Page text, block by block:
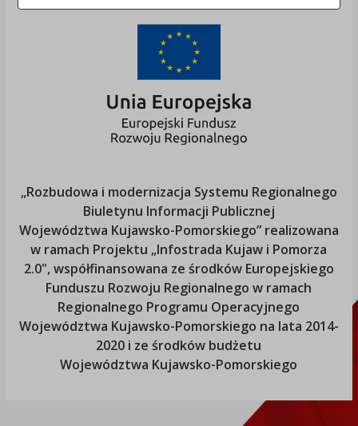
„Rozbudowa i modernizacja Systemu Regionalnego
Biuletynu Informacji Publicznej
Województwa Kujawsko-Pomorskiego” realizowana
w ramach Projektu „Infostrada Kujaw i Pomorza
2.0", współfinansowana ze środków Europejskiego
Funduszu Rozwoju Regionalnego w ramach
Regionalnego Programu Operacyjnego
Województwa Kujawsko-Pomorskiego na lata 2014-
2020 i ze środków budżetu
Województwa Kujawsko-Pomorskiego